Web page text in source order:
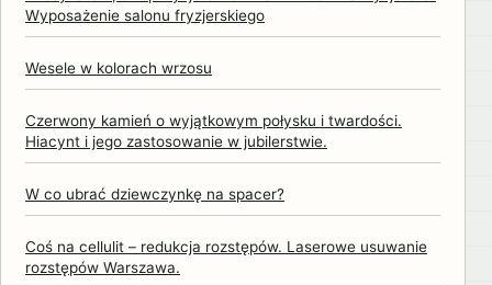
Wyposażenie salonu fryzjerskiego
Wesele w kolorach wrzosu
Czerwony kamień o wyjątkowym połysku i twardości.
Hiacynt i jego zastosowanie w jubilerstwie.
W co ubrać dziewczynkę na spacer?
Coś na cellulit – redukcja rozstępów. Laserowe usuwanie
rozstępów Warszawa.